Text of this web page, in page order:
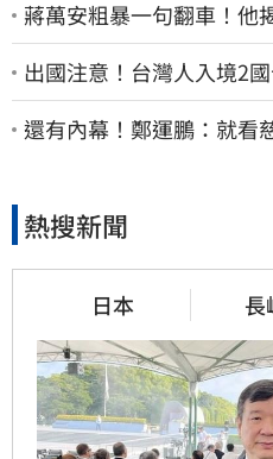
蔣萬安粗暴一句翻車！他
出國注意！台灣人入境2
外交部證實了
還有內幕！鄭運鵬：就看
熱搜新聞
日本 長